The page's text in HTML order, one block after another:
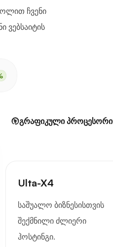
ჩვენი
ვებსაიტის
გრაფიკული პროცესორი
Ulta-X4
საშუალო ბიზნესისთვის
შექმნილი ძლიერი
ჰოსტინგი.